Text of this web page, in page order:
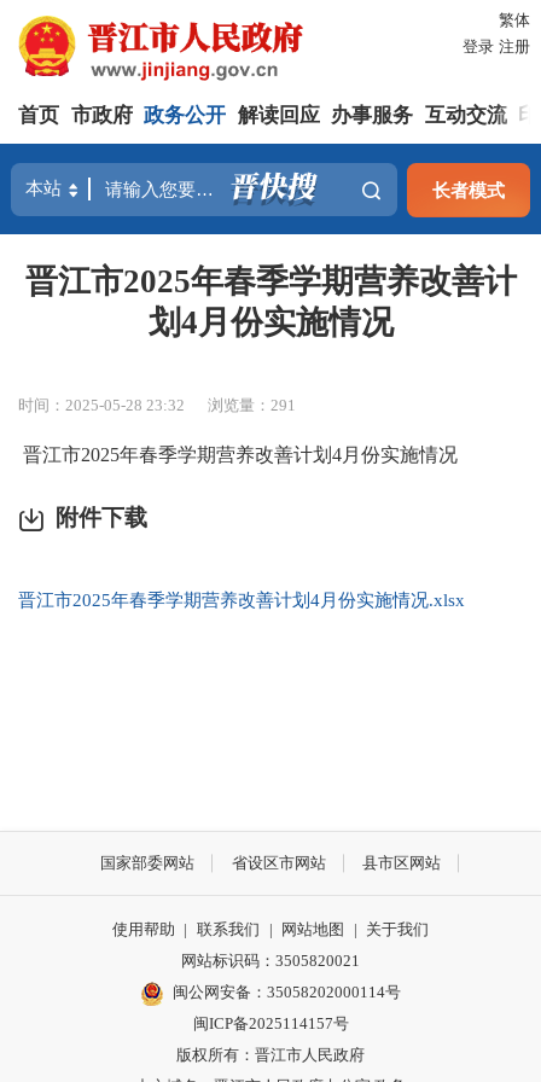
繁体
登录 注册
首页 市政府 政务公开 解读回应 办事服务 互动交流
长者模式
晋江市2025年春季学期营养改善计
划4月份实施情况
时间：2025-05-28 23:32 浏览量：291
晋江市2025年春季学期营养改善计划4月份实施情况
附件下载
晋江市2025年春季学期营养改善计划4月份实施情况.xlsx
国家部委网站 省设区市网站 县市区网站
使用帮助 | 联系我们 | 网站地图 | 关于我们
网站标识码：3505820021
闽公网安备：35058202000114号
闽ICP备2025114157号
版权所有：晋江市人民政府